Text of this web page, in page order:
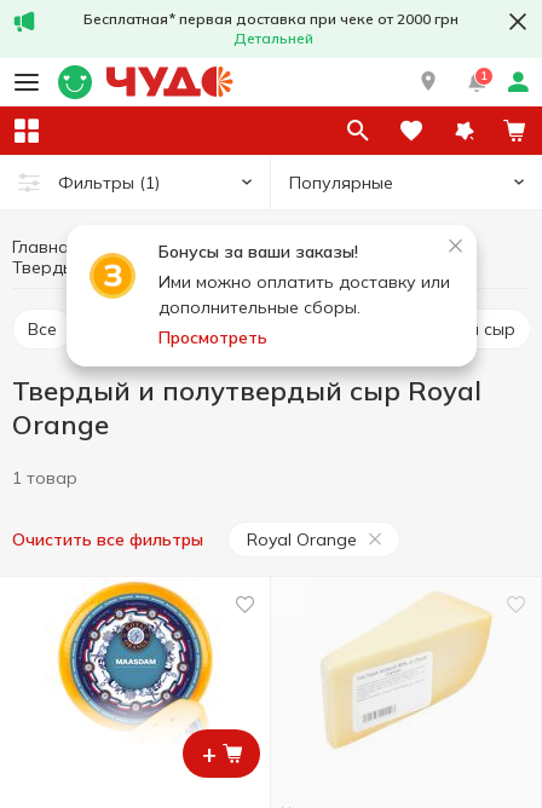
Бесплатная* первая доставка при чеке от 2000 грн
Детальней
1
Фильтры (1) Популярные
Бонусы за ваши заказы!
Ими можно оплатить доставку или
дополнительные сборы.
Просмотреть
Главная Яйца и молочные продукты Сыры
Твердый и полутвердый сыр
Все Твердый и полутвердый сыр Рассольный сыр
Твердый и полутвердый сыр Royal
Orange
1 товар
Очистить все фильтры Royal Orange
+